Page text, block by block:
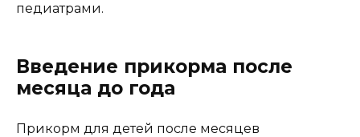
педиатрами.
Введение прикорма после
месяца до года
Прикорм для детей после месяцев